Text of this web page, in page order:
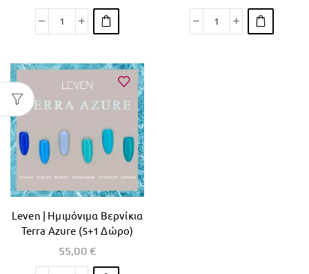
Leven | Ημιμόνιμα Βερνίκια
Terra Azure (5+1 Δώρο)
55,00 €